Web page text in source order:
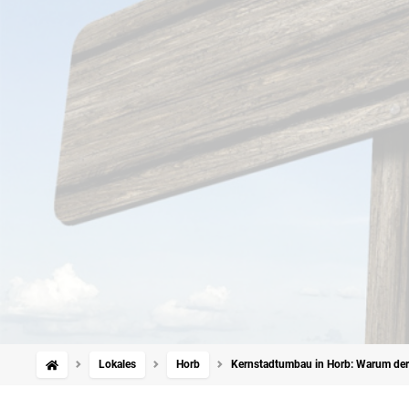
Lokales Horb Kernstadtumbau in Horb: Warum